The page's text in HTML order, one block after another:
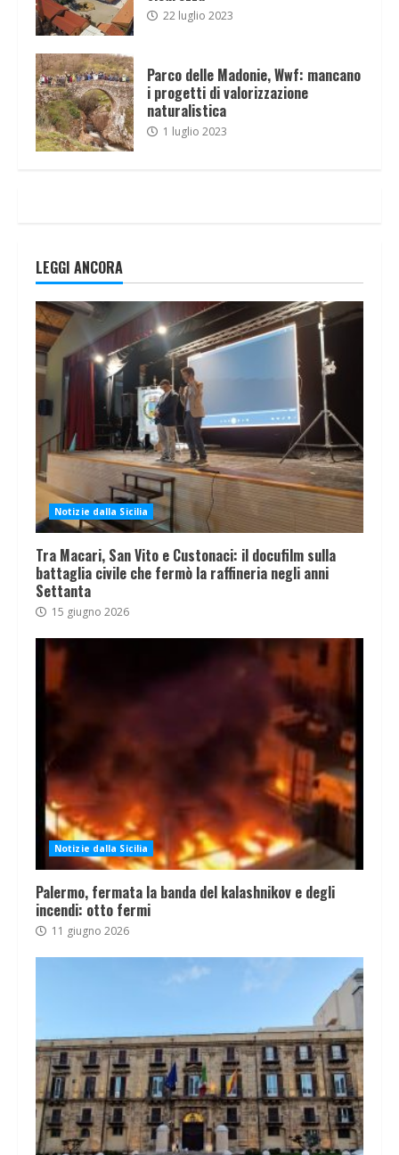
22 luglio 2023
Parco delle Madonie, Wwf: mancano
i progetti di valorizzazione
naturalistica
1 luglio 2023
LEGGI ANCORA
Notizie dalla Sicilia
Tra Macari, San Vito e Custonaci: il docufilm sulla
battaglia civile che fermò la raffineria negli anni
Settanta
15 giugno 2026
Notizie dalla Sicilia
Palermo, fermata la banda del kalashnikov e degli
incendi: otto fermi
11 giugno 2026